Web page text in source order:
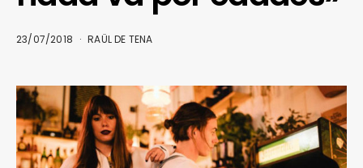
23/07/2018 RAÜL DE TENA